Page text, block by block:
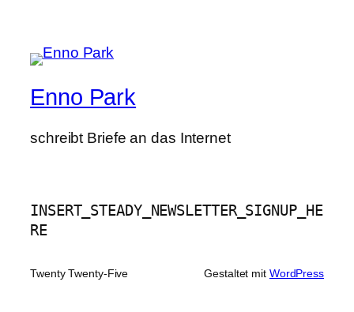
Enno Park
schreibt Briefe an das Internet
INSERT_STEADY_NEWSLETTER_SIGNUP_HE
RE
Twenty Twenty-Five Gestaltet mit WordPress